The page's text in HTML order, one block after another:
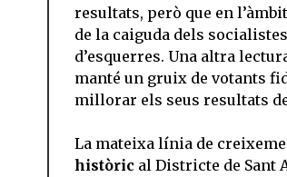
resultats, però que en
de la caiguda dels
d’esquerres. Una altra
manté un gruix de votants
millorar els seus resultats
La mateixa línia de
històric al Districte de Sant